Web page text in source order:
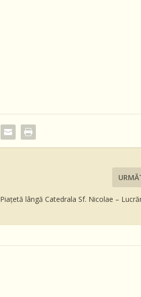
Piațetă lângă Catedrala Sf. Nicolae –